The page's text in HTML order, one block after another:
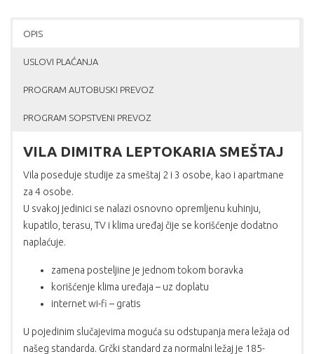
OPIS
USLOVI PLAĆANJA
PROGRAM AUTOBUSKI PREVOZ
PROGRAM SOPSTVENI PREVOZ
VILA DIMITRA LEPTOKARIA SMEŠTAJ
Vila poseduje studije za smeštaj 2 i 3 osobe, kao i apartmane
za 4 osobe.
U svakoj jedinici se nalazi osnovno opremljenu kuhinju,
kupatilo, terasu, TV i klima uređaj čije se korišćenje dodatno
naplaćuje.
zamena posteljine je jednom tokom boravka
korišćenje klima uređaja – uz doplatu
internet wi-fi – gratis
U pojedinim slučajevima moguća su odstupanja mera ležaja od
našeg standarda. Grčki standard za normalni ležaj je 185-